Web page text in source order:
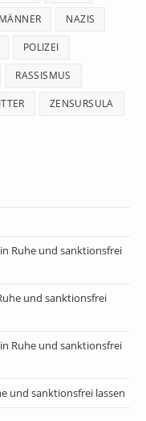
MÄNNER NAZIS
POLIZEI
RASSISMUS
ZENSURSULA
Ruhe und sanktionsfrei
und sanktionsfrei
Ruhe und sanktionsfrei
und sanktionsfrei lassen